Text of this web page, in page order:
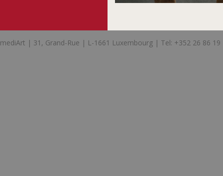
mediArt | 31, Grand-Rue | L-1661 Luxembourg | Tel: +352 26 86